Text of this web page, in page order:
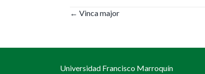
Posts
← Vinca major
Universidad Francisco Marroquín